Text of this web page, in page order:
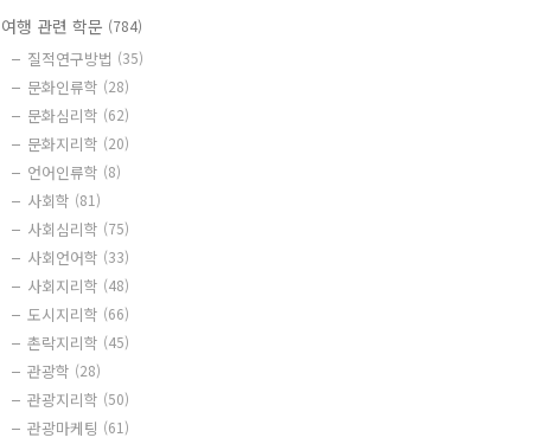
여행 관련 학문 (784)
질적연구방법 (35)
문화인류학 (28)
문화심리학 (62)
문화지리학 (20)
언어인류학 (8)
사회학 (81)
사회심리학 (75)
사회언어학 (33)
사회지리학 (48)
도시지리학 (66)
촌락지리학 (45)
관광학 (28)
관광지리학 (50)
관광마케팅 (61)